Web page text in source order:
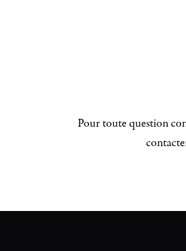
Pour toute question